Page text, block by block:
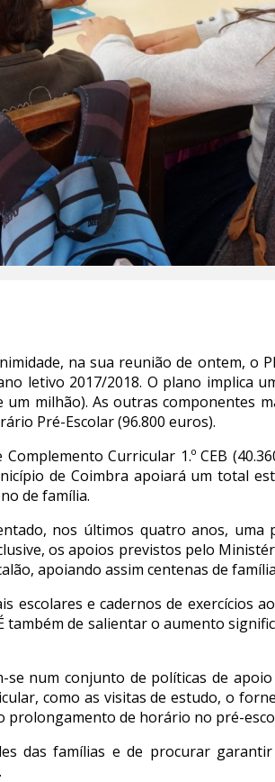
na sua reunião de ontem, o
letivo 2017/2018. O plano implica
milhão). As outras componentes
Pré-Escolar (96.800 euros).
Curricular 1.º CEB
de Coimbra apoiará um total
de família.
nos últimos quatro anos, uma
os apoios previstos pelo
apoiando assim centenas de
e cadernos de exercícios
de salientar o aumento
num conjunto de políticas de
como as visitas de estudo, o
prolongamento de horário no pré-
das famílias e de procurar